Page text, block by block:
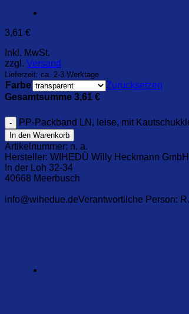
3,61 €
Inkl. MwSt.
zzgl. Versand
Lieferzeit: ca. 2-3 Werktage
Farbe
Zurücksetzen
Gesamtsumme 3,61 €
PP-Packband LN, leise, mit
In den Warenkorb
Artikelnummer: n. a.
Hersteller: WIHEDÜ Willy Heckmann
In der Loh 32-34
40668 Meerbusch
info@wihedue.deVerantwortliche Person: